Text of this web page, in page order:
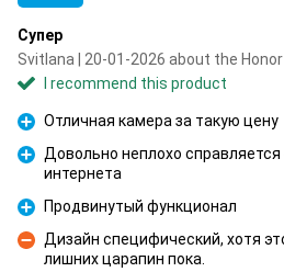
Супер
Svitlana | 20-01-2026 about the
I recommend this product
Pro
Отличная камера за такую цену
Довольно неплохо справляется
интернета
Pro
Продвинутый функционал
Con
Дизайн специфический, хотя
лишних царапин пока.